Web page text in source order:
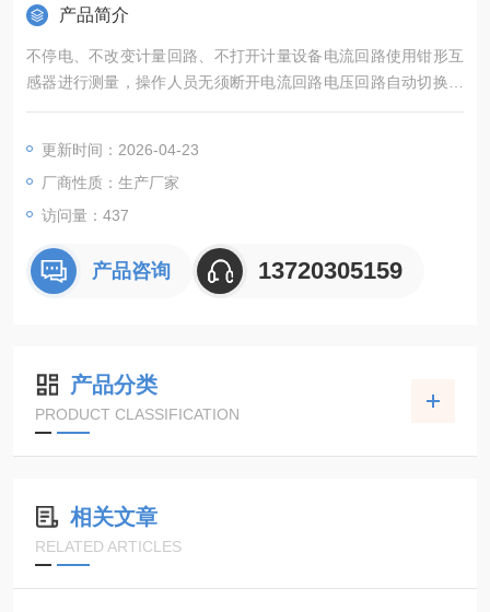
产品简介
不停电、不改变计量回路、不打开计量设备电流回路使用钳形互
感器进行测量，操作人员无须断开电流回路电压回路自动切换量
限
更新时间：2026-04-23
厂商性质：生产厂家
访问量：437
产品咨询 13720305159
产品分类
PRODUCT CLASSIFICATION
相关文章
RELATED ARTICLES